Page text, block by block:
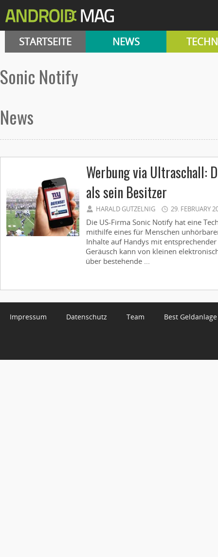
STARTSEITE NEWS
Sonic Notify
News
Werbung via Ultraschall:
als sein Besitzer
HARALD GUTZELNIG 29. FEBRUARY
Die US-Firma Sonic Notify hat eine
mithilfe eines für Menschen
Inhalte auf Handys mit
Geräusch kann von kleinen
über bestehende ...
Impressum Datenschutz Team Best Geldanlage